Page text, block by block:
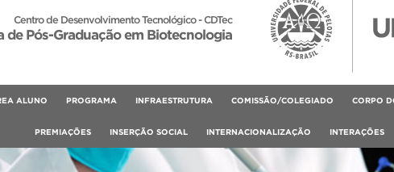
Centro de Desenvolvimento Tecnológico - CDTec
de Pós-Graduação em Biotecnologia
ALUNO PROGRAMA INFRAESTRUTURA COMISSÃO/COLEGIADO CORPO
PREMIAÇÕES INSERÇÃO SOCIAL INTERNACIONALIZAÇÃO INTERAÇÕES